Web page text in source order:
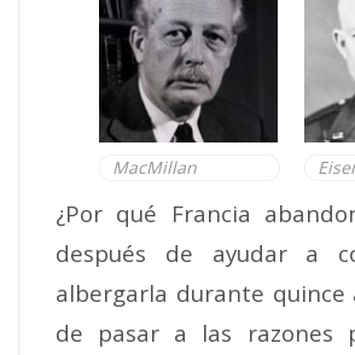
MacMillan
¿Por qué Francia
después de ayudar a
albergarla durante quince
de pasar a las razones